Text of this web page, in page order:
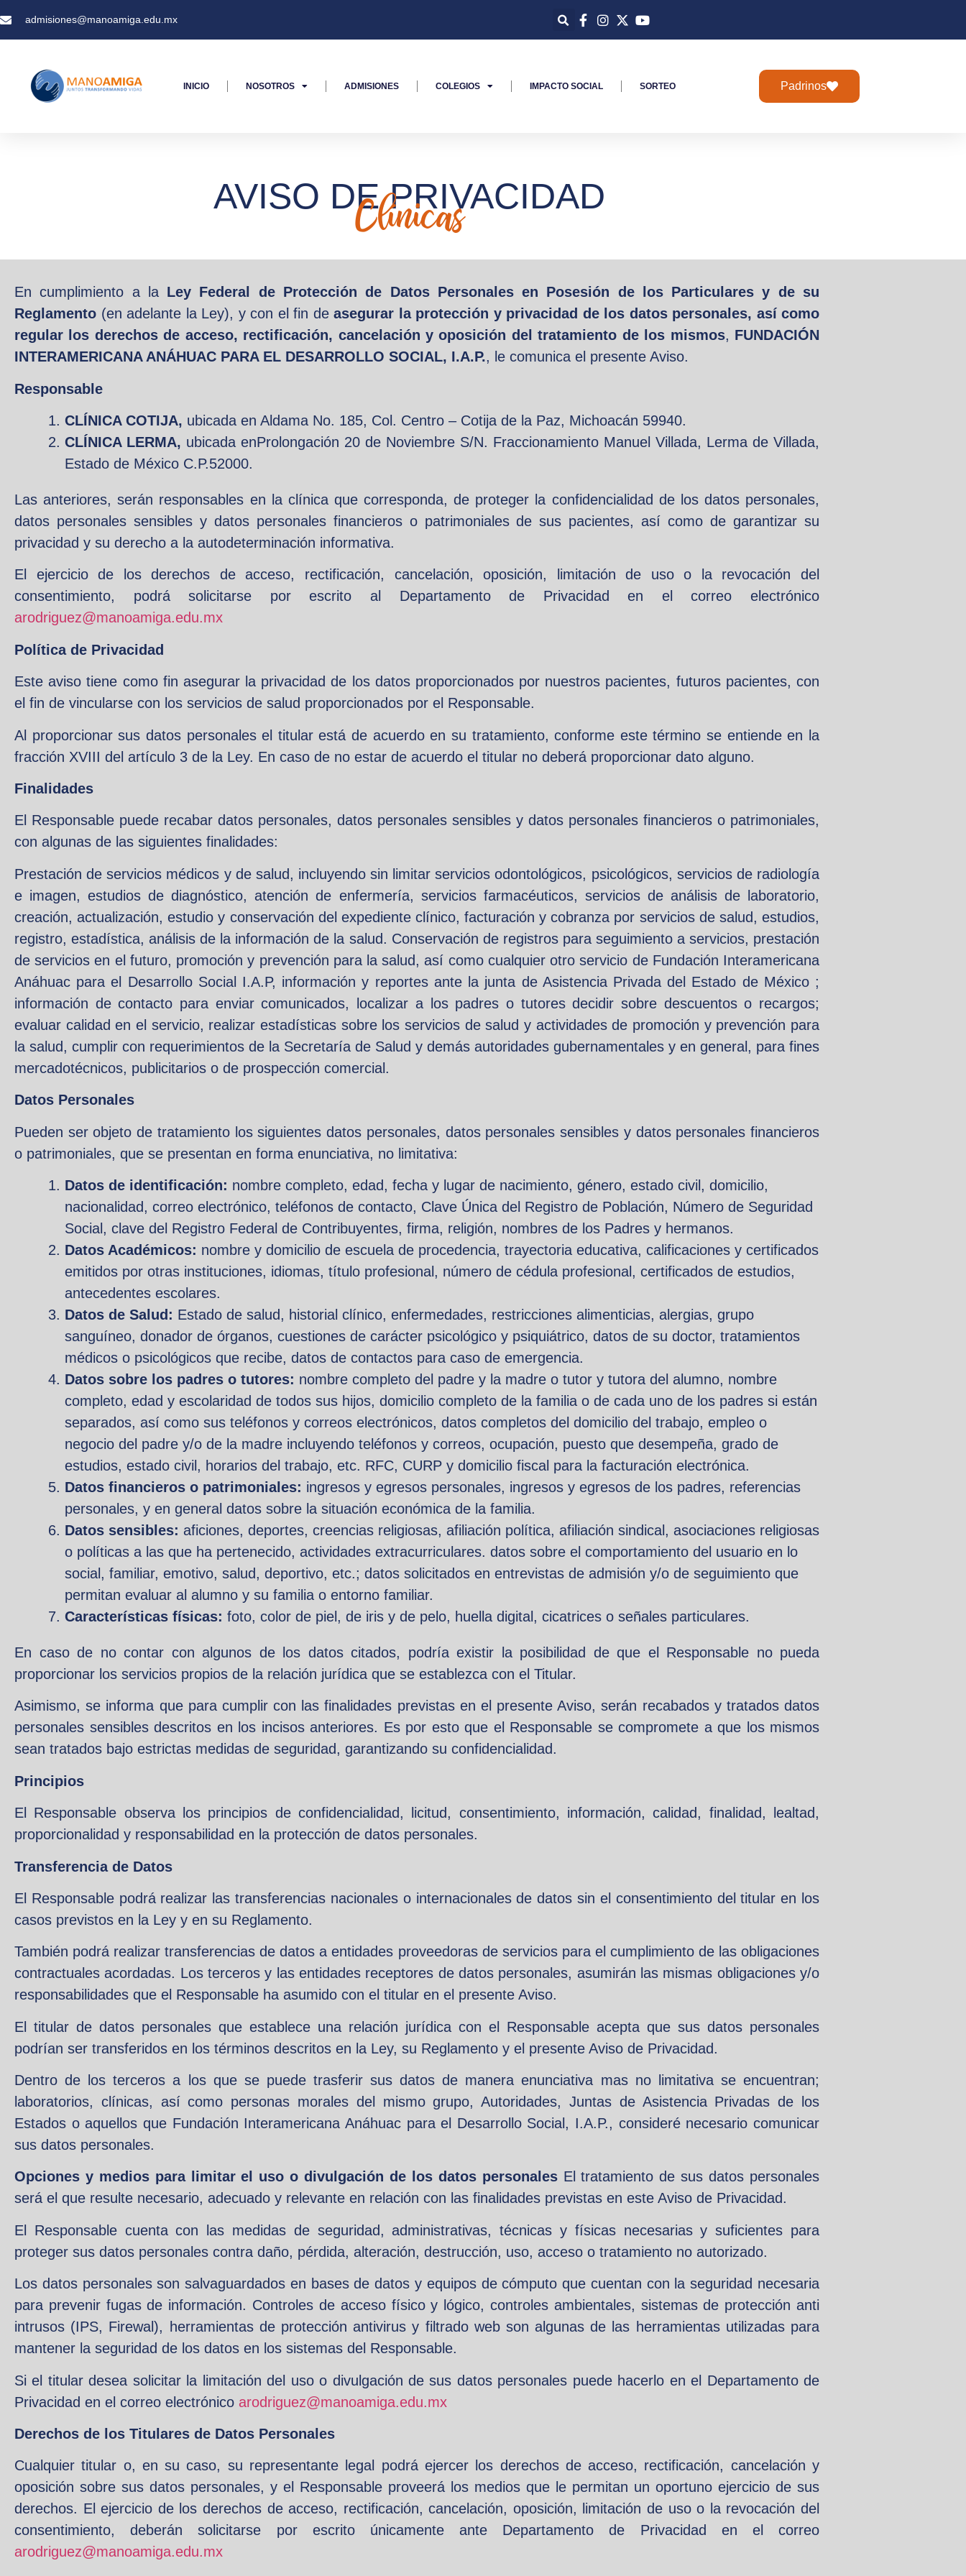
admisiones@manoamiga.edu.mx
INICIO NOSOTROS ADMISIONES COLEGIOS IMPACTO SOCIAL SORTEO Padrinos
AVISO DE PRIVACIDAD
Clínicas
En cumplimiento a la Ley Federal de Protección de Datos Personales en Posesión de los Particulares y de su
Reglamento (en adelante la Ley), y con el fin deasegurar la protección y privacidad de los datos personales, así como
regular los derechos de acceso, rectificación, cancelación y oposición del tratamiento de los mismos, FUNDACIÓN
INTERAMERICANA ANÁHUAC PARA EL DESARROLLO SOCIAL, I.A.P., le comunica el presente Aviso.
Responsable
CLÍNICA COTIJA, ubicada en Aldama No. 185, Col. Centro – Cotija de la Paz, Michoacán 59940.
CLÍNICA LERMA, ubicada enProlongación 20 de Noviembre S/N. Fraccionamiento Manuel Villada, Lerma de Villada,
Estado de México C.P.52000.
Las anteriores, serán responsables en la clínica que corresponda, de proteger la confidencialidad de los datos personales,
datos personales sensibles y datos personales financieros o patrimoniales de sus pacientes, así como de garantizar su
privacidad y su derecho a la autodeterminación informativa.
El ejercicio de los derechos de acceso, rectificación, cancelación, oposición, limitación de uso o la revocación del
consentimiento, podrá solicitarse por escrito al Departamento de Privacidad en el correo electrónico
arodriguez@manoamiga.edu.mx
Política de Privacidad
Este aviso tiene como fin asegurar la privacidad de los datos proporcionados por nuestros pacientes, futuros pacientes, con
el fin de vincularse con los servicios de salud proporcionados por el Responsable.
Al proporcionar sus datos personales el titular está de acuerdo en su tratamiento, conforme este término se entiende en la
fracción XVIII del artículo 3 de la Ley. En caso de no estar de acuerdo el titular no deberá proporcionar dato alguno.
Finalidades
El Responsable puede recabar datos personales, datos personales sensibles y datos personales financieros o patrimoniales,
con algunas de las siguientes finalidades:
Prestación de servicios médicos y de salud, incluyendo sin limitar servicios odontológicos, psicológicos, servicios de radiología
e imagen, estudios de diagnóstico, atención de enfermería, servicios farmacéuticos, servicios de análisis de laboratorio,
creación, actualización, estudio y conservación del expediente clínico, facturación y cobranza por servicios de salud, estudios,
registro, estadística, análisis de la información de la salud. Conservación de registros para seguimiento a servicios, prestación
de servicios en el futuro, promoción y prevención para la salud, así como cualquier otro servicio de Fundación Interamericana
Anáhuac para el Desarrollo Social I.A.P, información y reportes ante la junta de Asistencia Privada del Estado de México ;
información de contacto para enviar comunicados, localizar a los padres o tutores decidir sobre descuentos o recargos;
evaluar calidad en el servicio, realizar estadísticas sobre los servicios de salud y actividades de promoción y prevención para
la salud, cumplir con requerimientos de la Secretaría de Salud y demás autoridades gubernamentales y en general, para fines
mercadotécnicos, publicitarios o de prospección comercial.
Datos Personales
Pueden ser objeto de tratamiento los siguientes datos personales, datos personales sensibles y datos personales financieros
o patrimoniales, que se presentan en forma enunciativa, no limitativa:
Datos de identificación: nombre completo, edad, fecha y lugar de nacimiento, género, estado civil, domicilio,
nacionalidad, correo electrónico, teléfonos de contacto, Clave Única del Registro de Población, Número de Seguridad
Social, clave del Registro Federal de Contribuyentes, firma, religión, nombres de los Padres y hermanos.
Datos Académicos: nombre y domicilio de escuela de procedencia, trayectoria educativa, calificaciones y certificados
emitidos por otras instituciones, idiomas, título profesional, número de cédula profesional, certificados de estudios,
antecedentes escolares.
Datos de Salud: Estado de salud, historial clínico, enfermedades, restricciones alimenticias, alergias, grupo
sanguíneo, donador de órganos, cuestiones de carácter psicológico y psiquiátrico, datos de su doctor, tratamientos
médicos o psicológicos que recibe, datos de contactos para caso de emergencia.
Datos sobre los padres o tutores: nombre completo del padre y la madre o tutor y tutora del alumno, nombre
completo, edad y escolaridad de todos sus hijos, domicilio completo de la familia o de cada uno de los padres si están
separados, así como sus teléfonos y correos electrónicos, datos completos del domicilio del trabajo, empleo o
negocio del padre y/o de la madre incluyendo teléfonos y correos, ocupación, puesto que desempeña, grado de
estudios, estado civil, horarios del trabajo, etc. RFC, CURP y domicilio fiscal para la facturación electrónica.
Datos financieros o patrimoniales: ingresos y egresos personales, ingresos y egresos de los padres, referencias
personales, y en general datos sobre la situación económica de la familia.
Datos sensibles: aficiones, deportes, creencias religiosas, afiliación política, afiliación sindical, asociaciones religiosas
o políticas a las que ha pertenecido, actividades extracurriculares. datos sobre el comportamiento del usuario en lo
social, familiar, emotivo, salud, deportivo, etc.; datos solicitados en entrevistas de admisión y/o de seguimiento que
permitan evaluar al alumno y su familia o entorno familiar.
Características físicas: foto, color de piel, de iris y de pelo, huella digital, cicatrices o señales particulares.
En caso de no contar con algunos de los datos citados, podría existir la posibilidad de que el Responsable no pueda
proporcionar los servicios propios de la relación jurídica que se establezca con el Titular.
Asimismo, se informa que para cumplir con las finalidades previstas en el presente Aviso, serán recabados y tratados datos
personales sensibles descritos en los incisos anteriores. Es por esto que el Responsable se compromete a que los mismos
sean tratados bajo estrictas medidas de seguridad, garantizando su confidencialidad.
Principios
El Responsable observa los principios de confidencialidad, licitud, consentimiento, información, calidad, finalidad, lealtad,
proporcionalidad y responsabilidad en la protección de datos personales.
Transferencia de Datos
El Responsable podrá realizar las transferencias nacionales o internacionales de datos sin el consentimiento del titular en los
casos previstos en la Ley y en su Reglamento.
También podrá realizar transferencias de datos a entidades proveedoras de servicios para el cumplimiento de las obligaciones
contractuales acordadas. Los terceros y las entidades receptores de datos personales, asumirán las mismas obligaciones y/o
responsabilidades que el Responsable ha asumido con el titular en el presente Aviso.
El titular de datos personales que establece una relación jurídica con el Responsable acepta que sus datos personales
podrían ser transferidos en los términos descritos en la Ley, su Reglamento y el presente Aviso de Privacidad.
Dentro de los terceros a los que se puede trasferir sus datos de manera enunciativa mas no limitativa se encuentran;
laboratorios, clínicas, así como personas morales del mismo grupo, Autoridades, Juntas de Asistencia Privadas de los
Estados o aquellos que Fundación Interamericana Anáhuac para el Desarrollo Social, I.A.P., consideré necesario comunicar
sus datos personales.
Opciones y medios para limitar el uso o divulgación de los datos personalesEl tratamiento de sus datos personales
será el que resulte necesario, adecuado y relevante en relación con las finalidades previstas en este Aviso de Privacidad.
El Responsable cuenta con las medidas de seguridad, administrativas, técnicas y físicas necesarias y suficientes para
proteger sus datos personales contra daño, pérdida, alteración, destrucción, uso, acceso o tratamiento no autorizado.
Los datos personales son salvaguardados en bases de datos y equipos de cómputo que cuentan con la seguridad necesaria
para prevenir fugas de información. Controles de acceso físico y lógico, controles ambientales, sistemas de protección anti
intrusos (IPS, Firewal), herramientas de protección antivirus y filtrado web son algunas de las herramientas utilizadas para
mantener la seguridad de los datos en los sistemas del Responsable.
Si el titular desea solicitar la limitación del uso o divulgación de sus datos personales puede hacerlo en el Departamento de
Privacidad en el correo electrónico arodriguez@manoamiga.edu.mx
Derechos de los Titulares de Datos Personales
Cualquier titular o, en su caso, su representante legal podrá ejercer los derechos de acceso, rectificación, cancelación y
oposición sobre sus datos personales, y el Responsable proveerá los medios que le permitan un oportuno ejercicio de sus
derechos. El ejercicio de los derechos de acceso, rectificación, cancelación, oposición, limitación de uso o la revocación del
consentimiento, deberán solicitarse por escrito únicamente ante Departamento de Privacidad en el correo
arodriguez@manoamiga.edu.mx